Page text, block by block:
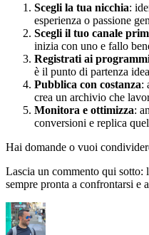
Scegli la tua nicchia:
esperienza o passione
Scegli il tuo canale
inizia con uno e fallo
Registrati ai
è il punto di partenza
Pubblica con costanza:
crea un archivio che
Monitora e ottimizza:
conversioni e replica
Hai domande o vuoi
Lascia un commento qui
sempre pronta a confrontarsi e